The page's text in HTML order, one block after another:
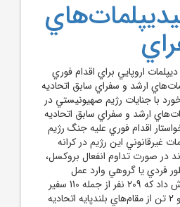
نامه سرگشاده بيش از 200 ديپلمات اروپايي براي اقدام فوري
ارشد و سفراي سابق اتحاديه
با جنايات رژيم صهيونيستي در
از ديپلمات‌هاي ارشد و سفراي سابق اتحاديه
اقدام فوري عليه جنگ رژيم
غيرقانوني اين رژيم در کرانه
در صورت تداوم انفعال بروکسل،
فردي يا گروهي وارد عمل
شوند.روزنامه گاردين گزارش داد که 209 نفر از جمله 110 سفير
سابق، 25 مديرکل پيشين و 2 تن از مقام‌هاي بلندپايه اتحاديه